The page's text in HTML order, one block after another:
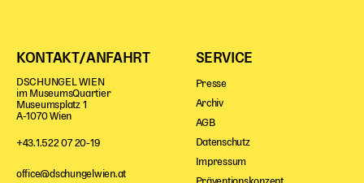
KONTAKT/ANFAHRT
DSCHUNGEL WIEN
im MuseumsQuartier
Museumsplatz 1
A-1070 Wien
+43.1.522 07 20-19
office@dschungelwien.at
SERVICE
Presse
Archiv
AGB
Datenschutz
Impressum